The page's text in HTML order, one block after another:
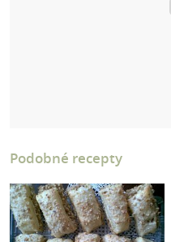
Podobné recepty